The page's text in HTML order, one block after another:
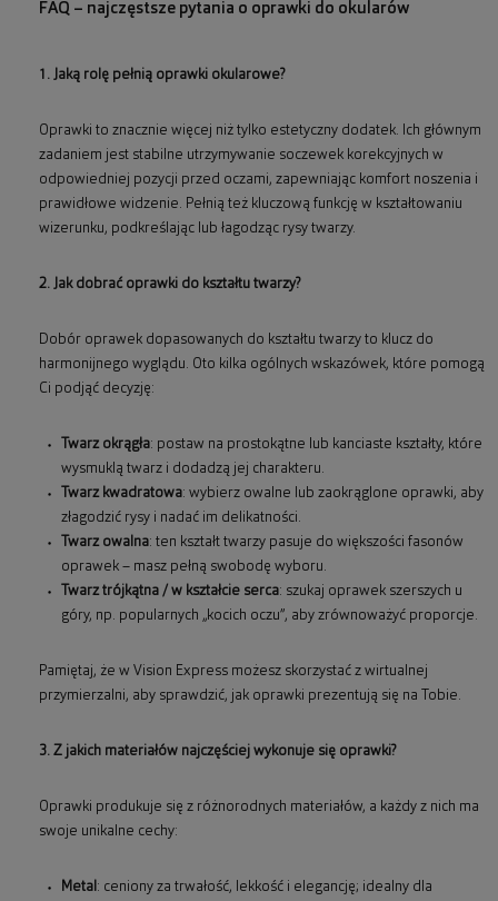
FAQ – najczęstsze pytania o oprawki do okularów
1. Jaką rolę pełnią oprawki okularowe?
Oprawki to znacznie więcej niż tylko estetyczny dodatek. Ich głównym
zadaniem jest stabilne utrzymywanie soczewek korekcyjnych w
odpowiedniej pozycji przed oczami, zapewniając komfort noszenia i
prawidłowe widzenie. Pełnią też kluczową funkcję w kształtowaniu
wizerunku, podkreślając lub łagodząc rysy twarzy.
2. Jak dobrać oprawki do kształtu twarzy?
Dobór oprawek dopasowanych do kształtu twarzy to klucz do
harmonijnego wyglądu. Oto kilka ogólnych wskazówek, które pomogą
Ci podjąć decyzję:
Twarz okrągła: postaw na prostokątne lub kanciaste kształty, które
wysmuklą twarz i dodadzą jej charakteru.
Twarz kwadratowa: wybierz owalne lub zaokrąglone oprawki, aby
złagodzić rysy i nadać im delikatności.
Twarz owalna: ten kształt twarzy pasuje do większości fasonów
oprawek – masz pełną swobodę wyboru.
Twarz trójkątna / w kształcie serca: szukaj oprawek szerszych u
góry, np. popularnych „kocich oczu”, aby zrównoważyć proporcje.
Pamiętaj, że w Vision Express możesz skorzystać z wirtualnej
przymierzalni, aby sprawdzić, jak oprawki prezentują się na Tobie.
3. Z jakich materiałów najczęściej wykonuje się oprawki?
Oprawki produkuje się z różnorodnych materiałów, a każdy z nich ma
swoje unikalne cechy:
Metal : ceniony za trwałość, lekkość i elegancję; idealny dla